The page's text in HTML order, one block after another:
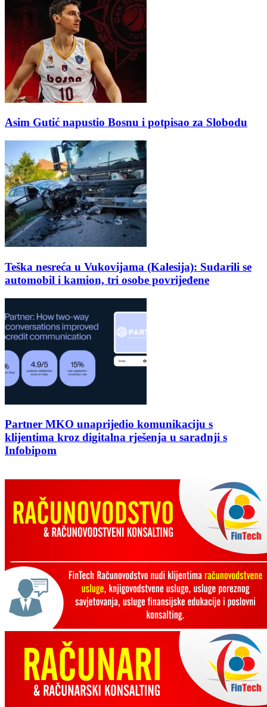
Asim Gutić napustio Bosnu i potpisao za Slobodu
Teška nesreća u Vukovijama (Kalesija): Sudarili se
automobil i kamion, tri osobe povrijeđene
Partner MKO unaprijedio komunikaciju s
klijentima kroz digitalna rješenja u saradnji s
Infobipom